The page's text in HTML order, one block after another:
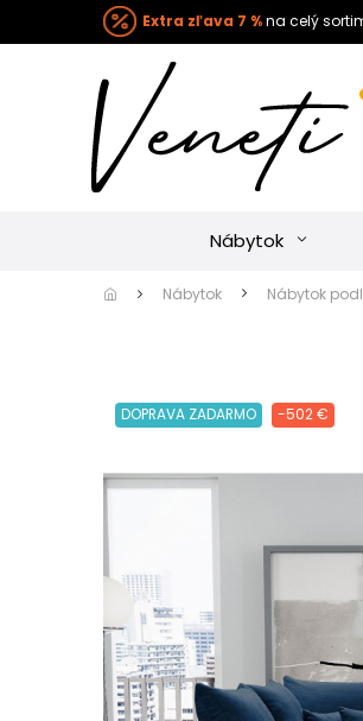
Extra zľava 7 %na celý
Nábytok
Nábytok Nábytok
DOPRAVA ZADARMO -502 €